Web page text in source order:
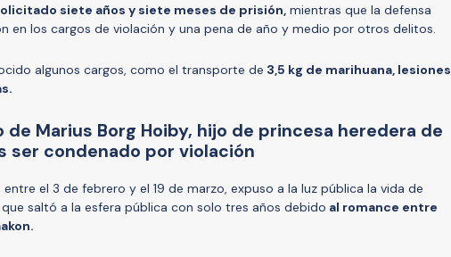
siete años y siete meses de prisión, mientras que la defensa
en los cargos de violación y una pena de año y medio por otros delitos.
algunos cargos, como el transporte de 3,5 kg de marihuana, lesiones
de Marius Borg Hoiby, hijo de princesa heredera de
ser condenado por violación
el 3 de febrero y el 19 de marzo, expuso a la luz pública la vida de
saltó a la esfera pública con solo tres años debido al romance entre